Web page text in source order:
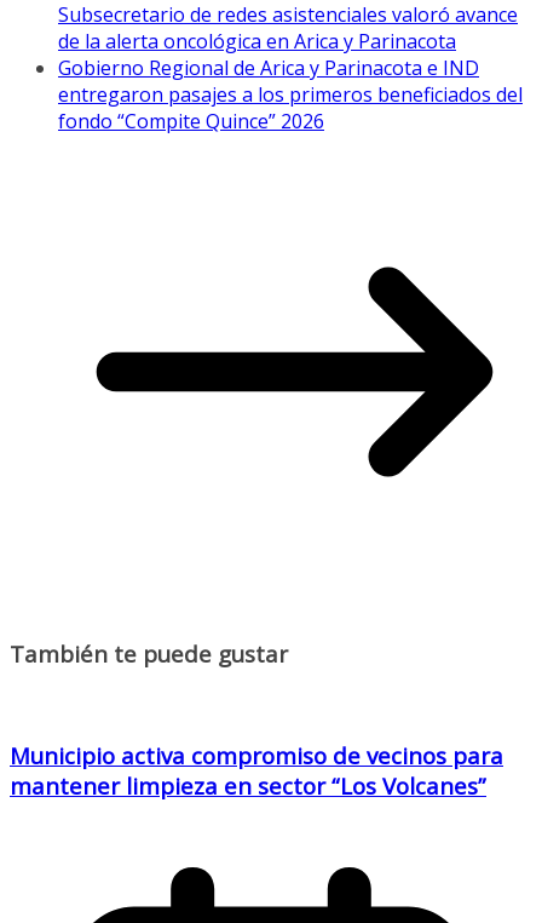
Subsecretario de redes asistenciales valoró avance
de la alerta oncológica en Arica y Parinacota
Gobierno Regional de Arica y Parinacota e IND
entregaron pasajes a los primeros beneficiados del
fondo “Compite Quince” 2026
También te puede gustar
Municipio activa compromiso de vecinos para
mantener limpieza en sector “Los Volcanes”